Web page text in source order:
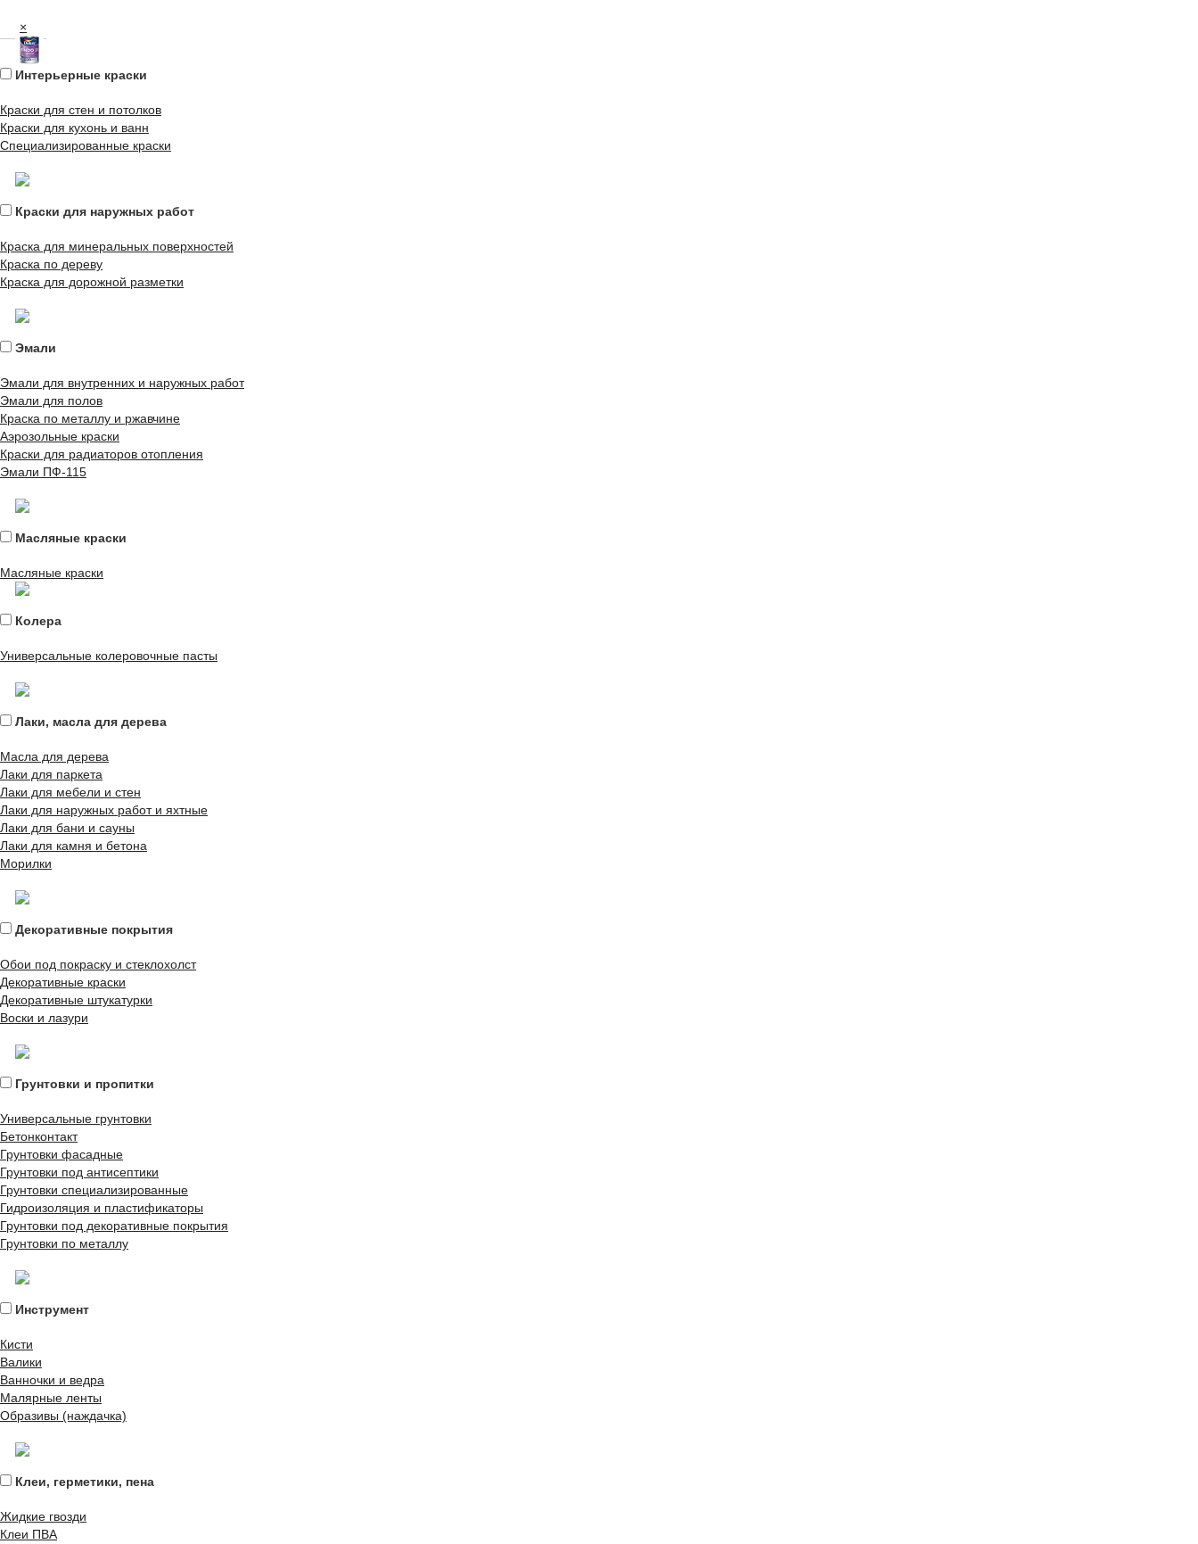
×
Интерьерные краски
Краски для стен и потолков
Краски для кухонь и ванн
Специализированные краски
Краски для наружных работ
Краска для минеральных поверхностей
Краска по дереву
Краска для дорожной разметки
Эмали
Эмали для внутренних и наружных работ
Эмали для полов
Краска по металлу и ржавчине
Аэрозольные краски
Краски для радиаторов отопления
Эмали ПФ-115
Масляные краски
Масляные краски
Колера
Универсальные колеровочные пасты
Лаки, масла для дерева
Масла для дерева
Лаки для паркета
Лаки для мебели и стен
Лаки для наружных работ и яхтные
Лаки для бани и сауны
Лаки для камня и бетона
Морилки
Декоративные покрытия
Обои под покраску и стеклохолст
Декоративные краски
Декоративные штукатурки
Воски и лазури
Грунтовки и пропитки
Универсальные грунтовки
Бетонконтакт
Грунтовки фасадные
Грунтовки под антисептики
Грунтовки специализированные
Гидроизоляция и пластификаторы
Грунтовки под декоративные покрытия
Грунтовки по металлу
Инструмент
Кисти
Валики
Ванночки и ведра
Малярные ленты
Образивы (наждачка)
Клеи, герметики, пена
Жидкие гвозди
Клеи ПВА